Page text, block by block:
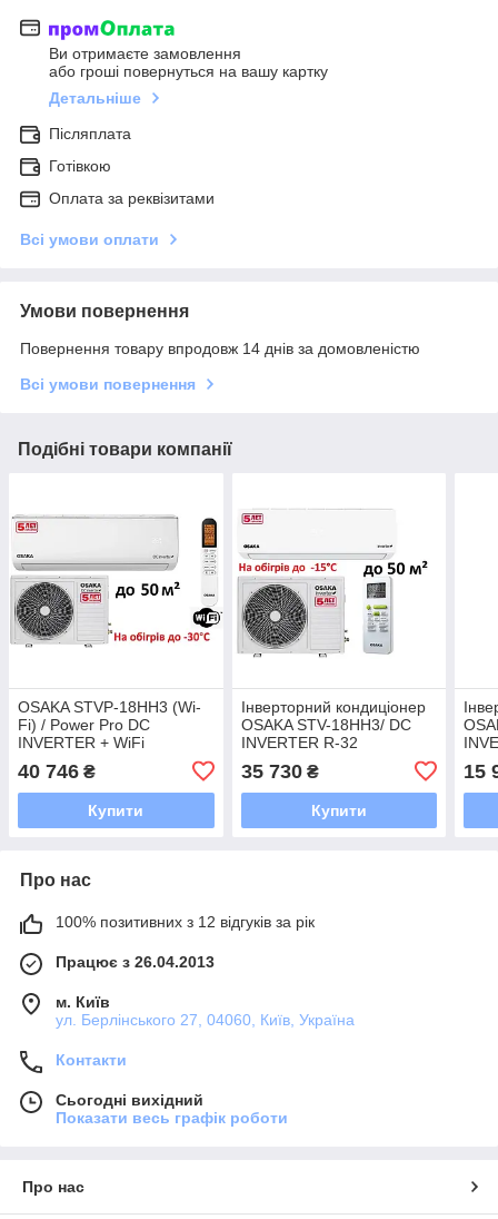
Ви отримаєте замовлення
або гроші повернуться на вашу картку
Детальніше
Післяплата
Готівкою
Оплата за реквізитами
Всі умови оплати
Умови повернення
Повернення товару впродовж 14 днів за домовленістю
Всі умови повернення
Подібні товари компанії
OSAKA STVP-18HH3 (Wi-
Fi) / Power Pro DC
INVERTER + WiFi
40 746 ₴
Купити
Інверторний кондиціонер
OSAKA STV-18HH3/ DC
INVERTER R-32
35 730₴
Купити
15
Про нас
100% позитивних з 12 відгуків за рік
Працює з 26.04.2013
м. Київ
ул. Берлінського 27, 04060, Київ, Україна
Контакти
Сьогодні вихідний
Показати весь графік роботи
Про нас